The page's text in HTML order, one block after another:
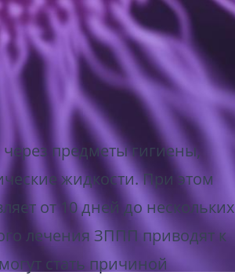
предметы гигиены,
жидкости. При этом
от 10 дней до нескольких
лечения ЗППП приводят к
стать причиной